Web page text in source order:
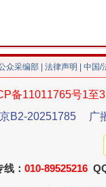
今
众采编部 法律声明 | 中国
备11011765号1至
B2-20251785
广
： 010-89525216